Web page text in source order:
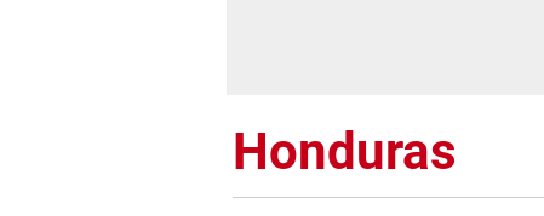
Honduras